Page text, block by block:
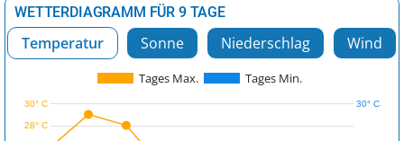
WETTERDIAGRAMM FÜR 9 TAGE
Temperatur Sonne Niederschlag Wind
Tages Max. Tages Min.
28° C
30° C 30° C